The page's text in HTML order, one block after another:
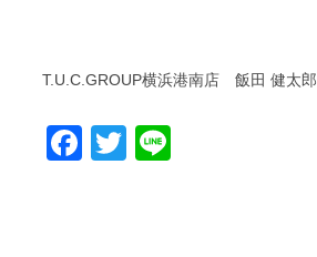
T.U.C.GROUP横浜港南店 飯田 健太郎
Facebook
Twitter